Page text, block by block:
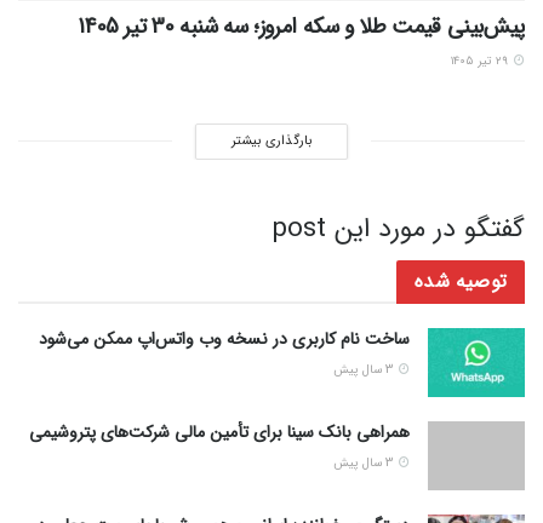
پیش‌بینی قیمت طلا و سکه امروز؛ سه شنبه 30 تیر 1405
بارگذاری بیشتر
گفتگو در مورد این post
توصیه شده
ساخت نام کاربری در نسخه وب واتس‌اپ ممکن می‌شود
همراهی بانک سینا برای تأمین مالی شرکت‌های پتروشیمی